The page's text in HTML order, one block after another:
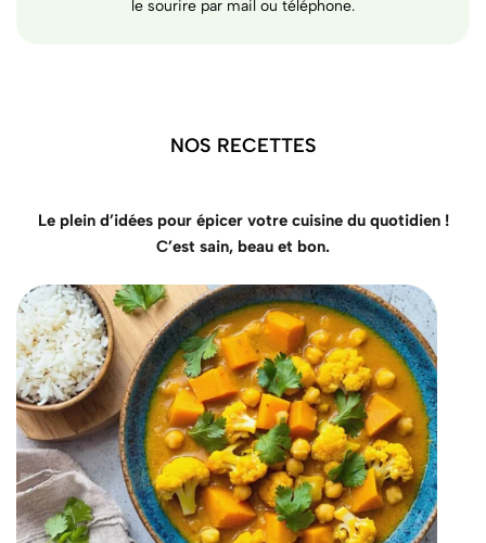
le sourire par mail ou téléphone.
NOS RECETTES
Le plein d’idées pour épicer votre cuisine du quotidien !
C’est sain, beau et bon.